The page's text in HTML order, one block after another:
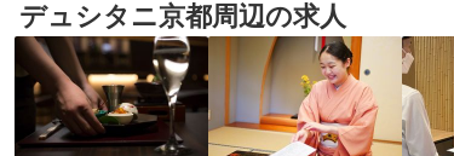
「CHAPTER THE GRILL」で、お客
様に忘れられない食体験を提供しま
せんか。 伝統にとらわれず、シェ
フとお客様、そしてホテルのアイデ
アを融合させ、オリジナリティと柔
軟性に富んだ多彩な料理を日々創造
しています。 京都の多種多様な食
材を取り入れ、「DISCOVERY」を
コンセプトに新しい食の物語を紡
ぐ、やりがいのあるお仕事です。
ーー【成長を支える温かい環境とキ
ちでなくても問題ありません。これ
までの経験とスキルを活かし、将来
は料理長として活躍したいとお考え
の方お待ちしております。※この求
人は2023年12月6日時点の情報で
ルカンラ
ていただ
います
日時点の
デュシタニ京都周辺の求人